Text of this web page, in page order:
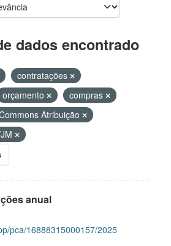
dados encontrado
contratações
orçamento
compras
Atribuição
anual
pca/16888315000157/2025